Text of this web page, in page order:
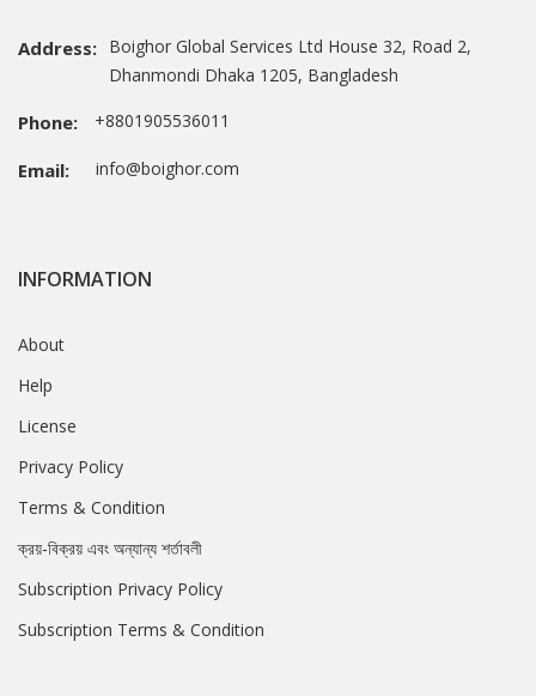
Address: Boighor Global Services Ltd House 32, Road 2,
Dhanmondi Dhaka 1205, Bangladesh
Phone: +8801905536011
Email: info@boighor.com
INFORMATION
About
Help
License
Privacy Policy
Terms & Condition
ক্রয়-বিক্রয় এবং অন্যান্য শর্তাবলী
Subscription Privacy Policy
Subscription Terms & Condition